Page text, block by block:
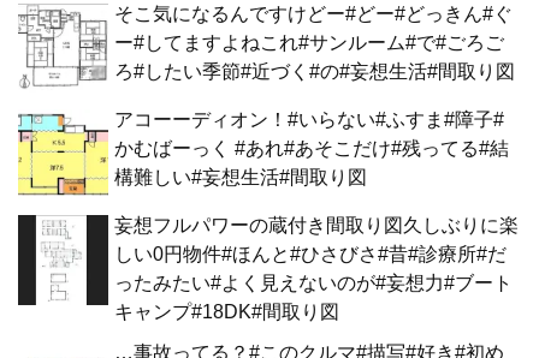
そこ気になるんですけどー#どー#どっきん#ぐ
ー#してますよねこれ#サンルーム#で#ごろご
ろ#したい季節#近づく#の#妄想生活#間取り図
アコーーディオン！#いらない#ふすま#障子#
かむばーっく #あれ#あそこだけ#残ってる#結
構難しい#妄想生活#間取り図
妄想フルパワーの蔵付き間取り図久しぶりに楽
しい0円物件#ほんと#ひさびさ#昔#診療所#だ
ったみたい#よく見えないのが#妄想力#ブート
キャンプ#18DK#間取り図
…事故ってる？#このクルマ#描写#好き#初め